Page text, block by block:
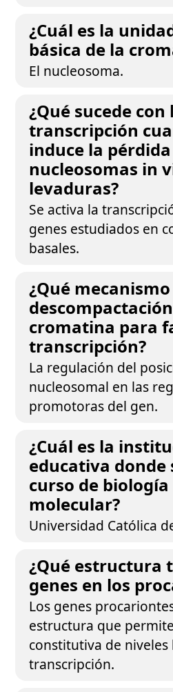
¿Cuál es la
básica de la
El nucleosoma.
¿Qué sucede con
transcripción
induce la
nucleosomas in
levaduras?
Se activa la
genes estudiados en
basales.
¿Qué
cromatina para
transcripción?
La regulación del
nucleosomal en las
promotoras del gen.
¿Cuál es la
educativa donde
curso de
molecular?
Universidad Católica
¿Qué estructura
genes en los
Los genes
estructura que
constitutiva de niveles
transcripción.